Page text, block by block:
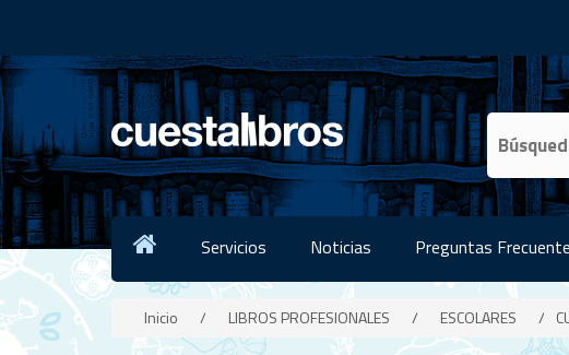
Servicios Noticias Preguntas
Inicio / LIBROS PROFESIONALES / ESCOLARES /